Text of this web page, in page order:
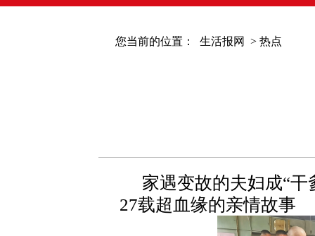
您当前的位置： 生活报网 > 热点
家遇变故的夫妇成“干
27载超血缘的亲情故事